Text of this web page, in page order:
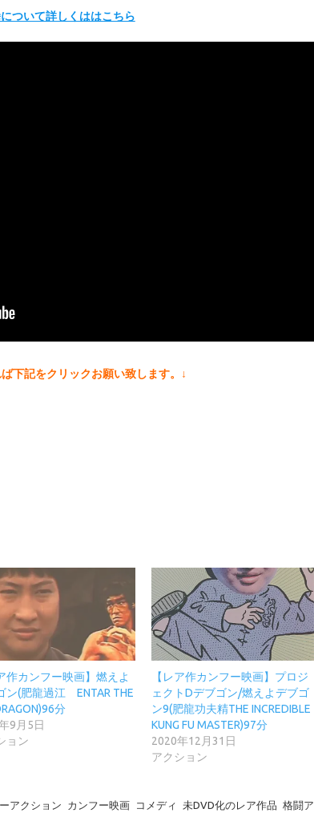
ついて詳しくははこちら
下記をクリックお願い致します。↓
作カンフー映画】燃えよ
ン(肥龍過江 ENTAR THE
分
9月5日
ョン
【レア作カンフー映画】プロジ
ェクトDデブゴン/燃えよデブゴ
ン9(肥龍功夫精THE INCREDIBLE
KUNG FU MASTER)97分
2020年12月31日
アクション
アクション カンフー映画 コメディ 未DVD化のレア作品 格闘ア